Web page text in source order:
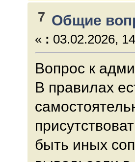
7 Общие
« : 03.02.2026,
Вопрос к
В правилах
быть иных